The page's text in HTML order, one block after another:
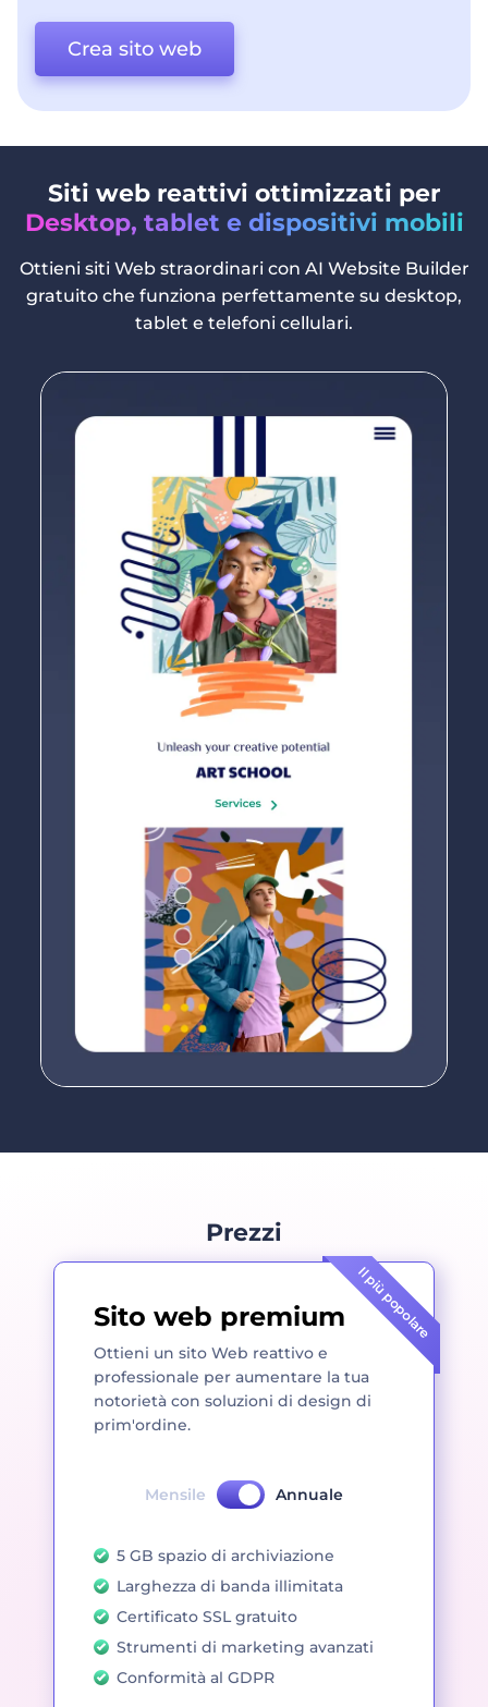
Crea sito web
Siti web reattivi ottimizzati per
Desktop, tablet e dispositivi mobili
Ottieni siti Web straordinari con AI Website Builder
gratuito che funziona perfettamente su desktop,
tablet e telefoni cellulari.
Prezzi
Sito web premium
Ottieni un sito Web reattivo e
professionale per aumentare la tua
notorietà con soluzioni di design di
prim'ordine.
Mensile Annuale
5 GB spazio di archiviazione
Larghezza di banda illimitata
Certificato SSL gratuito
Strumenti di marketing avanzati
Conformità al GDPR
Il più popolare